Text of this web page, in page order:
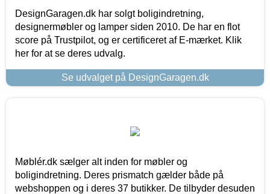
DesignGaragen.dk har solgt boligindretning,
designermøbler og lamper siden 2010. De har en flot
score på Trustpilot, og er certificeret af E-mærket. Klik
her for at se deres udvalg.
Se udvalget på DesignGaragen.dk
Møblér.dk sælger alt inden for møbler og
boligindretning. Deres prismatch gælder både på
webshoppen og i deres 37 butikker. De tilbyder desuden